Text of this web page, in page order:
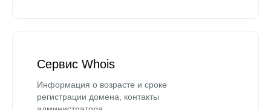
Сервис Whois
Информация о возрасте и сроке
регистрации домена, контакты